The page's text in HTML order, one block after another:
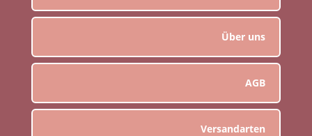
Über uns
AGB
Versandarten